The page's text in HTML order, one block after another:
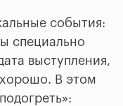
события:
специально
выступления,
В этом